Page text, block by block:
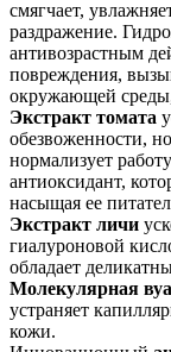
смягчает,
раздражение.
антивозрастным
повреждения,
окружающей
Экстракт томата
обезвоженности,
нормализует
антиоксидант,
насыщая ее
Экстракт личи
гиалуроновой
обладает
Молекулярная
устраняет
кожи.